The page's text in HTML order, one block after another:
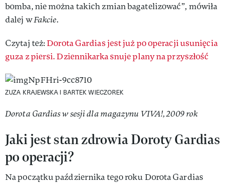
bomba, nie można takich zmian bagatelizować”, mówiła
dalej wFakcie.
Czytaj też:Dorota Gardias jest już po operacji usunięcia
guza z piersi. Dziennikarka snuje plany na przyszłość
ZUZA KRAJEWSKA I BARTEK WIECZOREK
Dorota Gardias w sesji dla magazynu VIVA!, 2009 rok
Jaki jest stan zdrowia Doroty Gardias
po operacji?
Na początku października tego roku Dorota Gardias